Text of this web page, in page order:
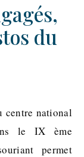
du
le IX ème
permet